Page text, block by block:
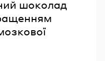
шоколад